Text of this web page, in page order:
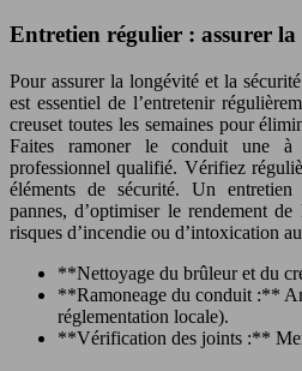
Entretien régulier : assurer la
Pour assurer la longévité et la
est essentiel de l’entretenir
creuset toutes les semaines pour
Faites ramoner le conduit une
professionnel qualifié. Vérifiez
éléments de sécurité. Un
pannes, d’optimiser le rendement
risques d’incendie ou d’intoxication
**Nettoyage du brûleur et du
**Ramoneage du conduit :**
réglementation locale).
**Vérification des joints :**